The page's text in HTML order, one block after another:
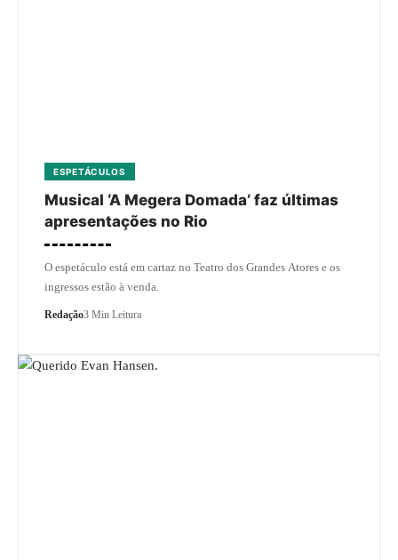
ESPETÁCULOS
Musical ‘A Megera Domada’ faz últimas
apresentações no Rio
O espetáculo está em cartaz no Teatro dos Grandes Atores e os
ingressos estão à venda.
Redação3 Min Leitura